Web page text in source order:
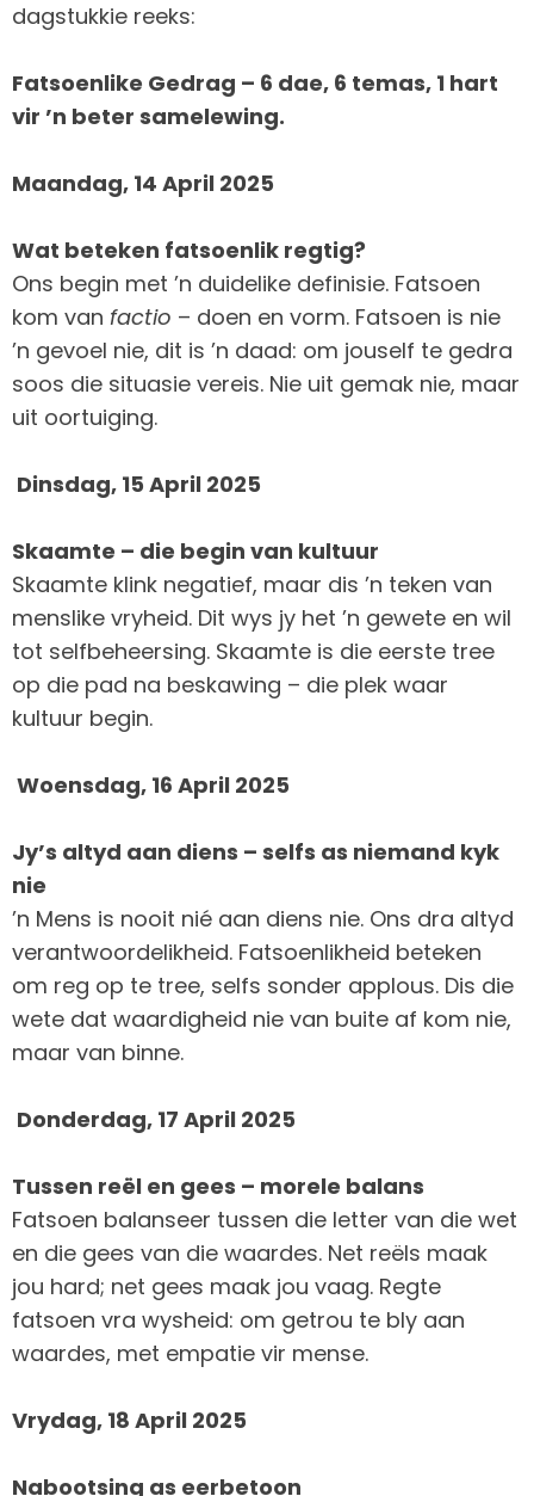
dagstukkie reeks:
Fatsoenlike Gedrag – 6 dae, 6 temas, 1 hart
vir ’n beter samelewing.
Maandag, 14 April 2025
Wat beteken fatsoenlik regtig?
Ons begin met ’n duidelike definisie. Fatsoen
kom van factio – doen en vorm. Fatsoen is nie
’n gevoel nie, dit is ’n daad: om jouself te gedra
soos die situasie vereis. Nie uit gemak nie, maar
uit oortuiging.
Dinsdag, 15 April 2025
Skaamte – die begin van kultuur
Skaamte klink negatief, maar dis ’n teken van
menslike vryheid. Dit wys jy het ’n gewete en wil
tot selfbeheersing. Skaamte is die eerste tree
op die pad na beskawing – die plek waar
kultuur begin.
Woensdag, 16 April 2025
Jy’s altyd aan diens – selfs as niemand kyk
nie
’n Mens is nooit nié aan diens nie. Ons dra altyd
verantwoordelikheid. Fatsoenlikheid beteken
om reg op te tree, selfs sonder applous. Dis die
wete dat waardigheid nie van buite af kom nie,
maar van binne.
Donderdag, 17 April 2025
Tussen reël en gees – morele balans
Fatsoen balanseer tussen die letter van die wet
en die gees van die waardes. Net reëls maak
jou hard; net gees maak jou vaag. Regte
fatsoen vra wysheid: om getrou te bly aan
waardes, met empatie vir mense.
Vrydag, 18 April 2025
Nabootsing as eerbetoon